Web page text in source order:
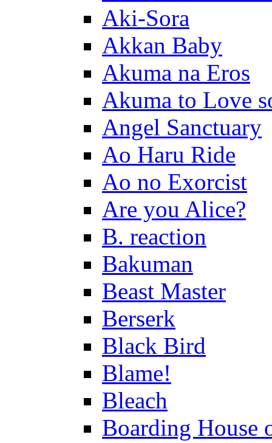
Aki-Sora
Akkan Baby
Akuma na Eros
Akuma to Love
Angel Sanctuary
Ao Haru Ride
Ao no Exorcist
Are you Alice?
B. reaction
Bakuman
Beast Master
Berserk
Black Bird
Blame!
Bleach
Boarding House